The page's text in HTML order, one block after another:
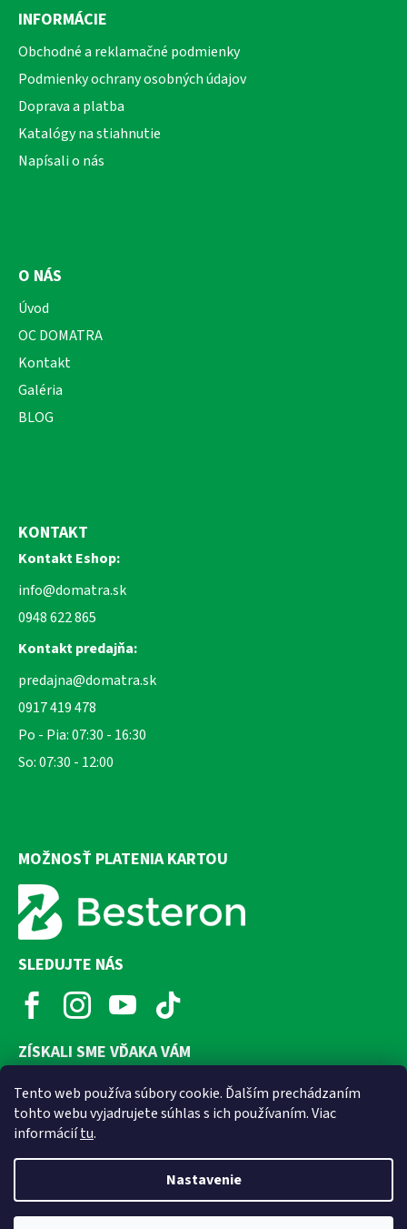
Tento web používa súbory cookie. Ďalším prechádzaním
tohto webu vyjadrujete súhlas s ich používaním. Viac
informáciítu.
Nastavenie
INFORMÁCIE
Obchodné a reklamačné podmienky
Podmienky ochrany osobných údajov
Doprava a platba
Katalógy na stiahnutie
Napísali o nás
O NÁS
Úvod
OC DOMATRA
Kontakt
Galéria
BLOG
KONTAKT
Kontakt Eshop:
info@domatra.sk
0948 622 865
Kontakt predajňa:
predajna@domatra.sk
0917 419 478
Po - Pia: 07:30 - 16:30
So: 07:30 - 12:00
MOŽNOSŤ PLATENIA KARTOU
SLEDUJTE NÁS
ZÍSKALI SME VĎAKA VÁM